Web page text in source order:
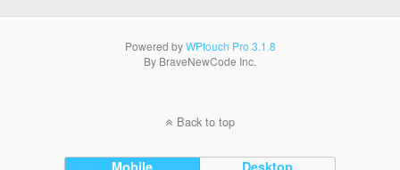
Powered byWPtouch Pro 3.1.8
By BraveNewCode Inc.
Back to top
Mobile Desktop